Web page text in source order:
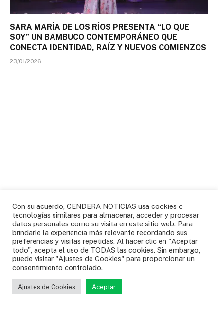
SARA MARÍA DE LOS RÍOS PRESENTA “LO QUE
SOY” UN BAMBUCO CONTEMPORÁNEO QUE
CONECTA IDENTIDAD, RAÍZ Y NUEVOS COMIENZOS
23/01/2026
ANATO destaca el fortalecimiento del sector
turístico del país
22/08/2025
Con su acuerdo, CENDERA NOTICIAS usa cookies o
tecnologías similares para almacenar, acceder y procesar
datos personales como su visita en este sitio web. Para
brindarle la experiencia más relevante recordando sus
preferencias y visitas repetidas. Al hacer clic en "Aceptar
todo", acepta el uso de TODAS las cookies. Sin embargo,
puede visitar "Ajustes de Cookies" para proporcionar un
consentimiento controlado.
Ajustes de Cookies Aceptar